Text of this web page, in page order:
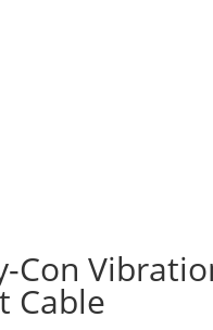
Con
Cable